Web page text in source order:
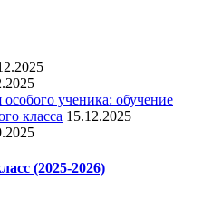
ученика: обучение
класса 15.12.2025
(2025-2026)